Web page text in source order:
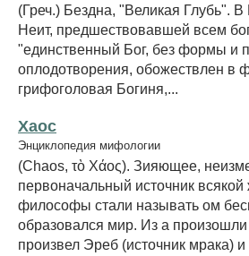
(Греч.) Бездна, "Великая Глубь".
Неит, предшествовавшей всем
"единственный Бог, без формы и
оплодотворения, обожествлен
грифоголовая Богиня,...
Хаос
Энциклопедия мифологии
(Chaos, τὸ Χάος). Зияющее,
первоначальный источник
философы стали называть ом
образовался мир. Из а
произвел Эреб (источник мрака) и